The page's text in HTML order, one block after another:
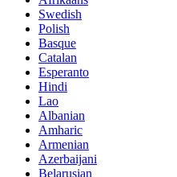
Swedish
Polish
Basque
Catalan
Esperanto
Hindi
Lao
Albanian
Amharic
Armenian
Azerbaijani
Belarusian